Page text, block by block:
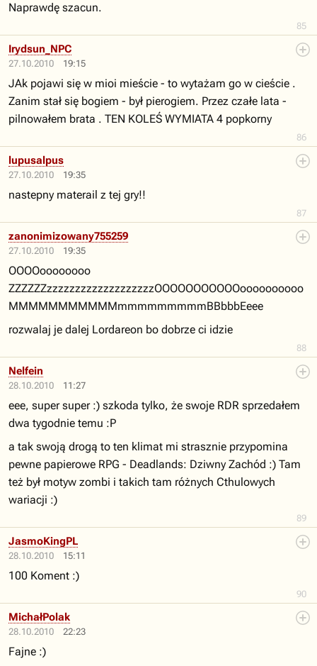
85
Naprawdę szacun.
27.10.2010 19:15
86
Irydsun_NPC
JAk pojawi się w mioi mieście - to wytażam go w cieście .
Zanim stał się bogiem - był pierogiem. Przez czałe lata -
pilnowałem brata . TEN KOLEŚ WYMIATA 4 popkorny
27.10.2010 19:35
87
lupusalpus
nastepny materail z tej gry!!
27.10.2010 19:35
88
zanonimizowany755259
OOOOoooooooo
ZZZZZZzzzzzzzzzzzzzzzzzzzOOOOOOOOOOOoooooooooo
MMMMMMMMMMMmmmmmmmmmBBbbbEeee
rozwalaj je dalej Lordareon bo dobrze ci idzie
28.10.2010 11:27
89
Nelfein
eee, super super :) szkoda tylko, że swoje RDR sprzedałem
dwa tygodnie temu :P
a tak swoją drogą to ten klimat mi strasznie przypomina
pewne papierowe RPG - Deadlands: Dziwny Zachód :) Tam
też był motyw zombi i takich tam różnych Cthulowych
wariacji :)
28.10.2010 15:11
90
JasmoKingPL
100 Koment :)
28.10.2010 22:23
MichałPolak
Fajne :)